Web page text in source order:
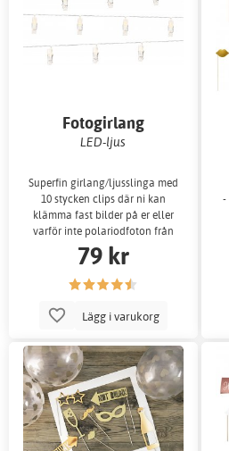
Fotogirlang
LED-ljus
Superfin girlang/ljusslinga med
10 stycken clips där ni kan
klämma fast bilder på er eller
varför inte polariodfoton från
photo
79 kr
Lägg i varukorg
-